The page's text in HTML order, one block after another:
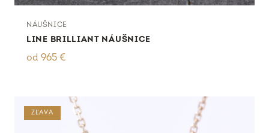
NÁUŠNICE
LINE BRILLIANT NÁUŠNICE
od 965 €
ZĽAVA